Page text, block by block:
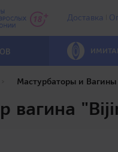
Доставка
Мастурбаторы и Вагины
вагина